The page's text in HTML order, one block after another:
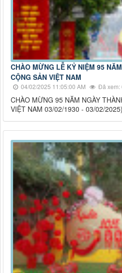
CHÀO MỪNG LỄ KỶ NIỆM 95
CỘNG SẢN VIỆT NAM
04/02/2025 11:05:00 AM Đã xem:
CHÀO MỪNG 95 NĂM NGÀY
VIỆT NAM 03/02/1930 - 03/02/2025)